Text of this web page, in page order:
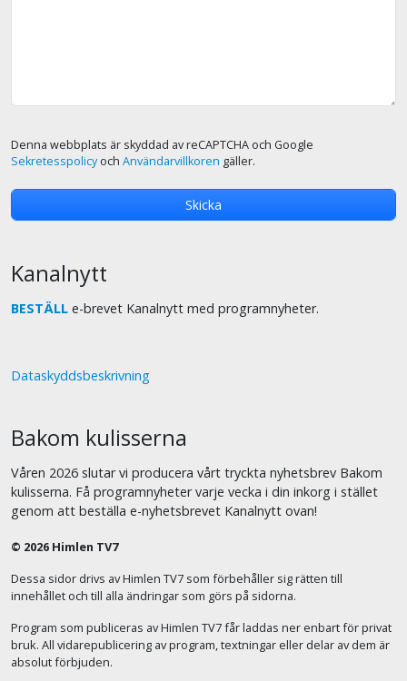
Denna webbplats är skyddad av reCAPTCHA och Google
Sekretesspolicyoch Användarvillkoren gäller.
Kanalnytt
BESTÄLL e-brevet Kanalnytt med programnyheter.
Dataskyddsbeskrivning
Bakom kulisserna
Våren 2026 slutar vi producera vårt tryckta nyhetsbrev Bakom
kulisserna. Få programnyheter varje vecka i din inkorg i stället
genom att beställa e-nyhetsbrevet Kanalnytt ovan!
© 2026 Himlen TV7
Dessa sidor drivs av Himlen TV7 som förbehåller sig rätten till
innehållet och till alla ändringar som görs på sidorna.
Program som publiceras av Himlen TV7 får laddas ner enbart för privat
bruk. All vidarepublicering av program, textningar eller delar av dem är
absolut förbjuden.